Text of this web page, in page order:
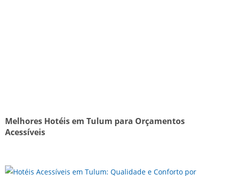
Melhores Hotéis em Tulum para Orçamentos
Acessíveis